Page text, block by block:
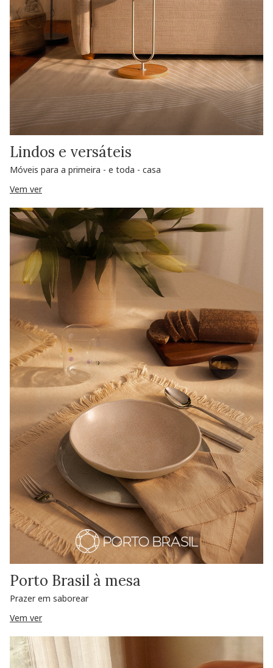
Lindos e versáteis
Móveis para a primeira - e toda - casa
Vem ver
Porto Brasil à mesa
Prazer em saborear
Vem ver